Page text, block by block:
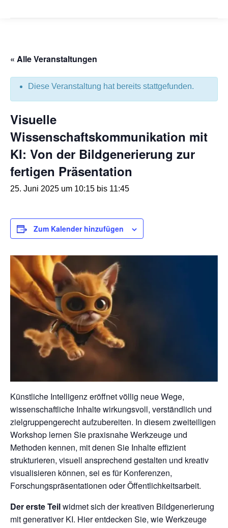
« Alle Veranstaltungen
Diese Veranstaltung hat bereits stattgefunden.
Visuelle
Wissenschaftskommunikation mit
KI: Von der Bildgenerierung zur
fertigen Präsentation
25. Juni 2025 um 10:15 bis 11:45
Künstliche Intelligenz eröffnet völlig neue Wege,
wissenschaftliche Inhalte wirkungsvoll, verständlich und
zielgruppengerecht aufzubereiten. In diesem zweiteiligen
Workshop lernen Sie praxisnahe Werkzeuge und
Methoden kennen, mit denen Sie Inhalte effizient
strukturieren, visuell ansprechend gestalten und kreativ
visualisieren können, sei es für Konferenzen,
Forschungspräsentationen oder Öffentlichkeitsarbeit.
Der erste Teilwidmet sich der kreativen Bildgenerierung
mit generativer KI. Hier entdecken Sie, wie Werkzeuge
Zum Kalender hinzufügen